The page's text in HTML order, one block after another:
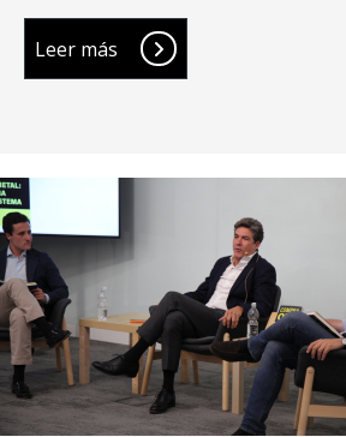
Leer más